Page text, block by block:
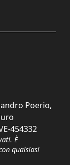
Poerio,
454332
È
qualsiasi